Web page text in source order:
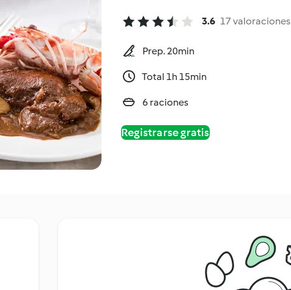
3.6 17 valoraciones
Prep. 20min
Total 1h 15min
6 raciones
Registrarse gratis